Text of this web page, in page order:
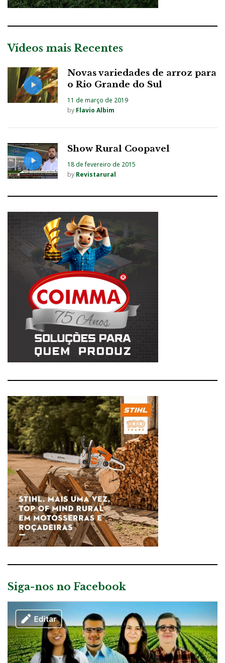
Vídeos mais Recentes
Novas variedades de arroz para
o Rio Grande do Sul
11 de março de 2019
by Flavio Albim
Show Rural Coopavel
18 de fevereiro de 2015
by Revistarural
Siga-nos no Facebook